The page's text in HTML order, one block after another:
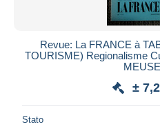
Revue: La FRANCE à
TOURISME) Regionalisme
±
Stato